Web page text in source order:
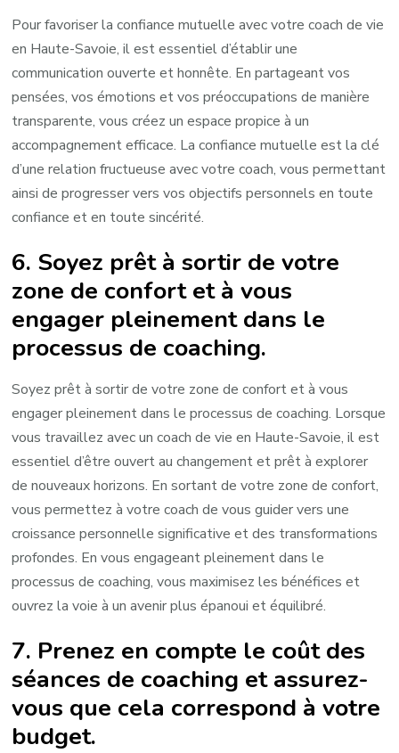
Pour favoriser la confiance mutuelle avec votre coach de vie
en Haute-Savoie, il est essentiel d’établir une
communication ouverte et honnête. En partageant vos
pensées, vos émotions et vos préoccupations de manière
transparente, vous créez un espace propice à un
accompagnement efficace. La confiance mutuelle est la clé
d’une relation fructueuse avec votre coach, vous permettant
ainsi de progresser vers vos objectifs personnels en toute
confiance et en toute sincérité.
6. Soyez prêt à sortir de votre
zone de confort et à vous
engager pleinement dans le
processus de coaching.
Soyez prêt à sortir de votre zone de confort et à vous
engager pleinement dans le processus de coaching. Lorsque
vous travaillez avec un coach de vie en Haute-Savoie, il est
essentiel d’être ouvert au changement et prêt à explorer
de nouveaux horizons. En sortant de votre zone de confort,
vous permettez à votre coach de vous guider vers une
croissance personnelle significative et des transformations
profondes. En vous engageant pleinement dans le
processus de coaching, vous maximisez les bénéfices et
ouvrez la voie à un avenir plus épanoui et équilibré.
7. Prenez en compte le coût des
séances de coaching et assurez-
vous que cela correspond à votre
budget.